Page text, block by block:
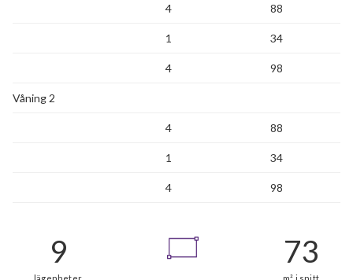
4 88
1 34
4 98
Våning 2
4 88
1 34
4 98